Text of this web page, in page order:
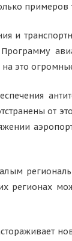
и
это
от
регионах